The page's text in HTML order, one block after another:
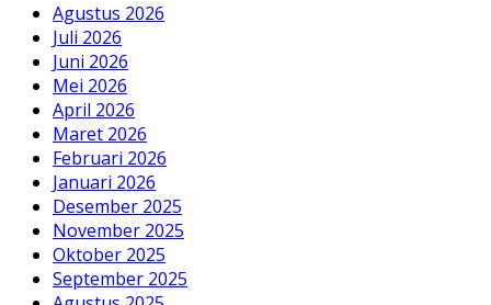
Agustus 2026
Juli 2026
Juni 2026
Mei 2026
April 2026
Maret 2026
Februari 2026
Januari 2026
Desember 2025
November 2025
Oktober 2025
September 2025